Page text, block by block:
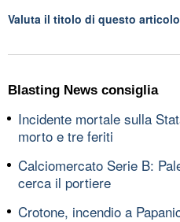
Valuta il titolo di questo articolo
Blasting News consiglia
Incidente mortale sulla
morto e tre feriti
Calciomercato Serie B:
cerca il portiere
Crotone, incendio a